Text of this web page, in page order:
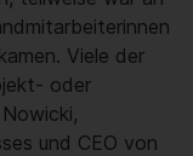
Viele der
oder
und CEO von